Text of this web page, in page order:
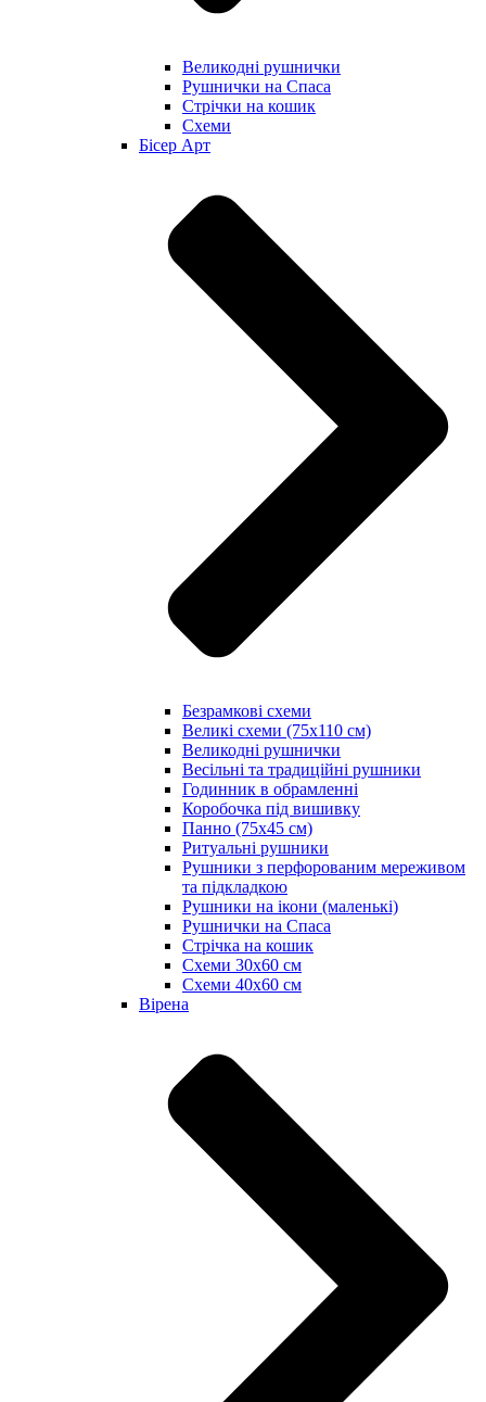
Великодні рушнички
Рушнички на Спаса
Стрічки на кошик
Схеми
Бісер Арт
Безрамкові схеми
Великі схеми (75х110 см)
Великодні рушнички
Весільні та традиційні рушники
Годинник в обрамленні
Коробочка під вишивку
Панно (75х45 см)
Ритуальні рушники
Рушники з перфорованим мереживом
та підкладкою
Рушники на ікони (маленькі)
Рушнички на Спаса
Стрічка на кошик
Схеми 30х60 см
Схеми 40х60 см
Вірена